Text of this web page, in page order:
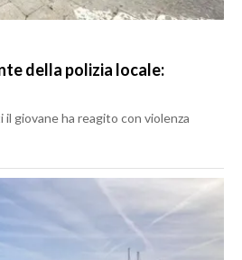
della polizia locale:
giovane ha reagito con violenza